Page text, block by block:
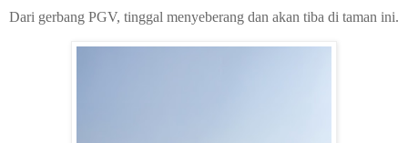
Dari gerbang PGV, tinggal menyeberang dan akan tiba di taman ini.